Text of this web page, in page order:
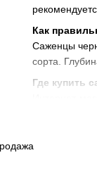
Как
Саженцы
сорта.
Где купить
Как